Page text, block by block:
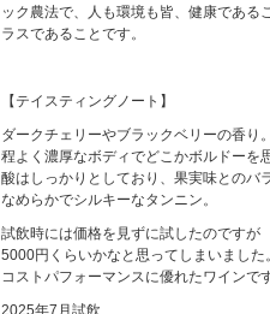
ック農法で、人も環境も皆、健康である
ラスであることです。
【テイスティングノート】
ダークチェリーやブラックベリーの香り。
程よく濃厚なボディでどこかボルドーを
酸はしっかりとしており、果実味とのバ
なめらかでシルキーなタンニン。
試飲時には価格を見ずに試したのですが
5000円くらいかなと思ってしまいました。
コストパフォーマンスに優れたワインです
2025年7月試飲